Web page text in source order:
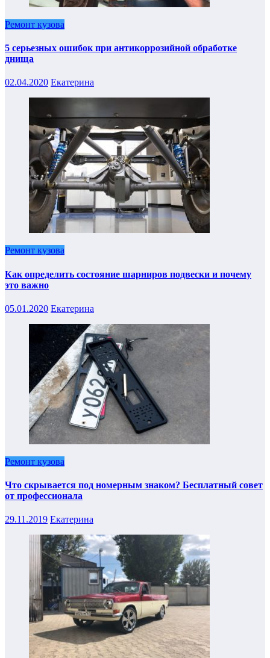
Ремонт кузова
5 серьезных ошибок при антикоррозийной обработке
днища
02.04.2020 Екатерина
Ремонт кузова
Как определить состояние шарниров подвески и почему
это важно
05.01.2020 Екатерина
Ремонт кузова
Что скрывается под номерным знаком? Бесплатный совет
от профессионала
29.11.2019 Екатерина